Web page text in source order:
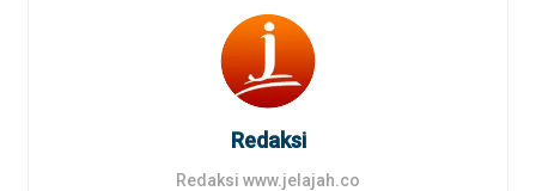
Redaksi
Redaksi www.jelajah.co